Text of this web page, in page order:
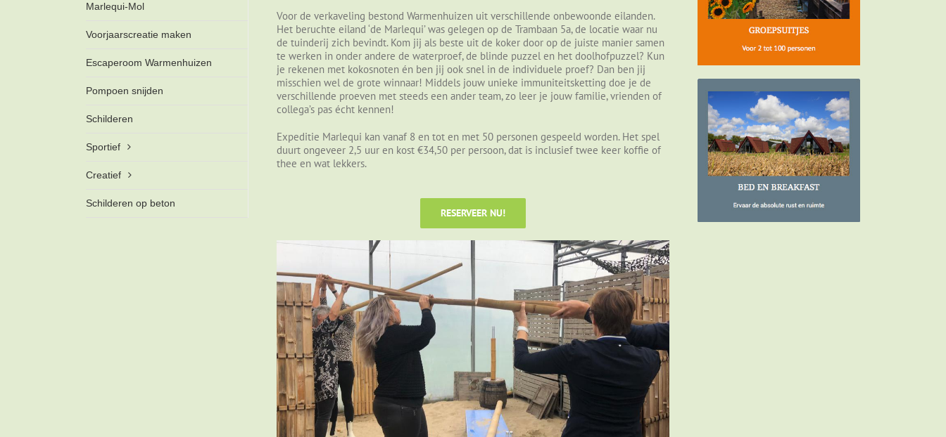
Voor de verkaveling bestond Warmenhuizen uit verschillende onbewoonde eilanden.
Het beruchte eiland ‘de Marlequi’ was gelegen op de Trambaan 5a, de locatie waar nu
de tuinderij zich bevindt. Kom jij als beste uit de koker door op de juiste manier samen
te werken in onder andere de waterproef, de blinde puzzel en het doolhofpuzzel? Kun
je rekenen met kokosnoten én ben jij ook snel in de individuele proef? Dan ben jij
misschien wel de grote winnaar! Middels jouw unieke immuniteitsketting doe je de
verschillende proeven met steeds een ander team, zo leer je jouw familie, vrienden of
collega’s pas écht kennen!
Expeditie Marlequi kan vanaf 8 en tot en met 50 personen gespeeld worden. Het spel
duurt ongeveer 2,5 uur en kost €34,50 per persoon, dat is inclusief twee keer koffie of
thee en wat lekkers.
RESERVEER NU!
Marlequi-Mol
Voorjaarscreatie maken
Escaperoom Warmenhuizen
Pompoen snijden
Schilderen
Sportief
Creatief
Schilderen op beton